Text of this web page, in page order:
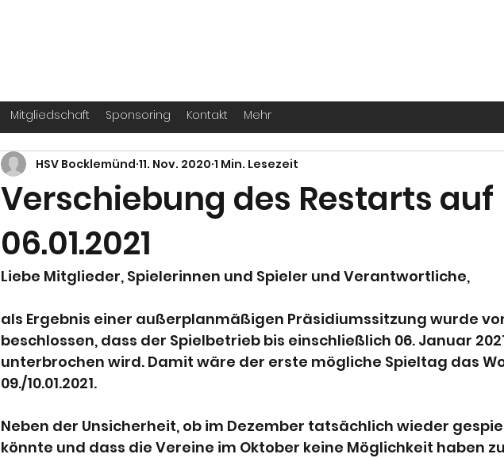
Mitgliedschaft Sponsoring Kontakt Mehr
Verschiebung des Restarts auf
06.01.2021
HSV Bocklemünd 11. Nov. 2020 1 Min. Lesezeit
Liebe Mitglieder, Spielerinnen und Spieler und Verantwortliche,
als Ergebnis einer außerplanmäßigen Präsidiumssitzung wurde
beschlossen, dass der Spielbetrieb bis einschließlich 06. Januar
unterbrochen wird. Damit wäre der erste mögliche Spieltag das
09./10.01.2021.
Neben der Unsicherheit, ob im Dezember tatsächlich wieder
könnte und dass die Vereine im Oktober keine Möglichkeit haben zu